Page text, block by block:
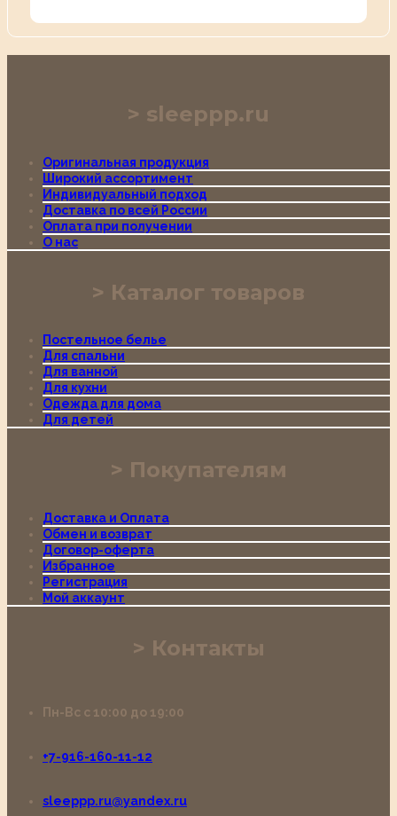
sleeppp.ru
Оригинальная продукция
Широкий ассортимент
Индивидуальный подход
Доставка по всей России
Оплата при получении
О нас
Каталог товаров
Постельное белье
Для спальни
Для ванной
Для кухни
Одежда для дома
Для детей
Покупателям
Доставка и Оплата
Обмен и возврат
Договор-оферта
Избранное
Регистрация
Мой аккаунт
Контакты
Пн-Вс с 10:00 до 19:00
+7-916-160-11-12
sleeppp.ru@yandex.ru